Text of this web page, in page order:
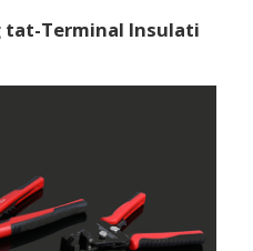
Terminal Insulati